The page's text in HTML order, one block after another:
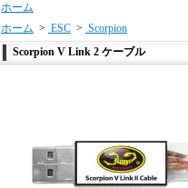
ホーム
ホーム > ESC > Scorpion
Scorpion V Link 2 ケーブル